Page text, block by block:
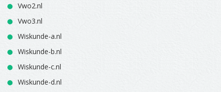
Vwo2.nl
Vwo3.nl
Wiskunde-a.nl
Wiskunde-b.nl
Wiskunde-c.nl
Wiskunde-d.nl